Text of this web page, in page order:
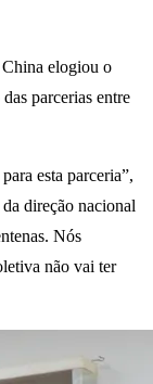
elogiou o
parcerias entre
esta parceria”,
da direção nacional
Nós
não vai ter